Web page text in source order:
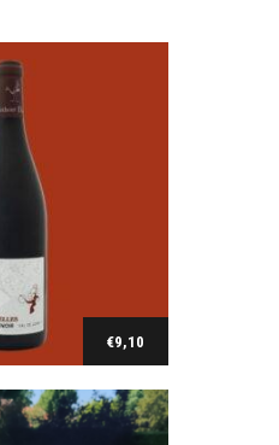
au panier
€9,10
Rouge (5 l)